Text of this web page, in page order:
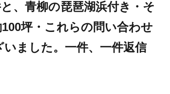
、青柳の琵琶湖浜付き・そ
坪・これらの問い合わせ
ました。一件、一件返信